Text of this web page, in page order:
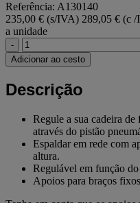
Referência: A130140
235,00 € (s/IVA) 289,05 € (c
a unidade
-
Adicionar ao cesto
Descrição
Regule a sua cadeira
através do pistão
Espaldar em rede com
altura.
Regulável em função
Apoios para braços